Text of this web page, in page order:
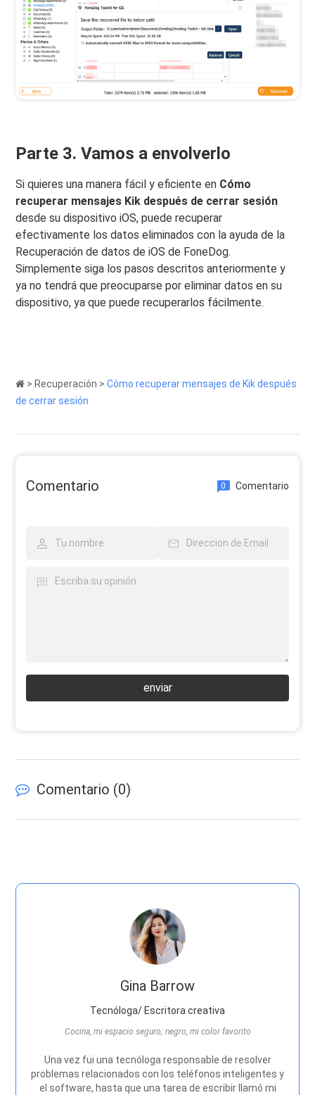
Parte 3. Vamos a envolverlo
Si quieres una manera fácil y eficiente en Cómo
recuperar mensajes Kik después de cerrar sesión
desde su dispositivo iOS, puede recuperar
efectivamente los datos eliminados con la ayuda de la
Recuperación de datos de iOS de FoneDog.
Simplemente siga los pasos descritos anteriormente y
ya no tendrá que preocuparse por eliminar datos en su
dispositivo, ya que puede recuperarlos fácilmente.
> Recuperación >Cómo recuperar mensajes de Kik después
de cerrar sesión
Comentario 0 Comentario
enviar
Comentario (0)
Gina Barrow
Tecnóloga/ Escritora creativa
Cocina, mi espacio seguro; negro, mi color favorito
Una vez fui una tecnóloga responsable de resolver
problemas relacionados con los teléfonos inteligentes y
el software, hasta que una tarea de escribir llamó mi